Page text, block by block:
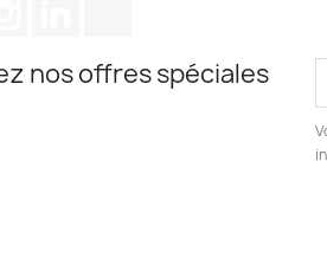
nos offres spéciales